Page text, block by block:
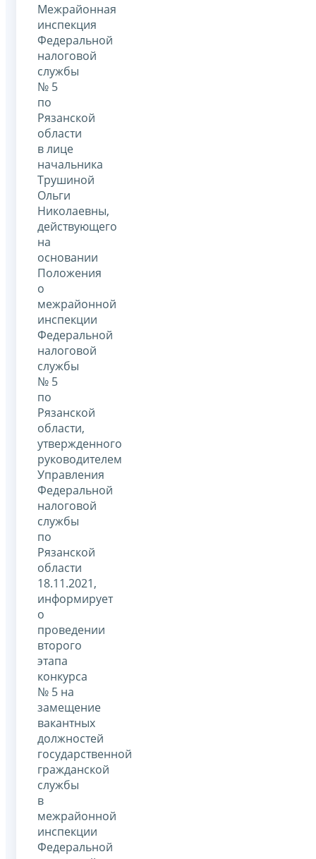
Межрайонная
инспекция
Федеральной
налоговой
службы
№ 5
по
Рязанской
области
в лице
начальника
Трушиной
Ольги
Николаевны,
действующего
на
основании
Положения
о
межрайонной
инспекции
Федеральной
налоговой
службы
№ 5
по
Рязанской
области,
утвержденного
руководителем
Управления
Федеральной
налоговой
службы
по
Рязанской
области
18.11.2021,
информирует
о
проведении
второго
этапа
конкурса
№ 5 на
замещение
вакантных
должностей
государственной
гражданской
службы
в
межрайонной
инспекции
Федеральной